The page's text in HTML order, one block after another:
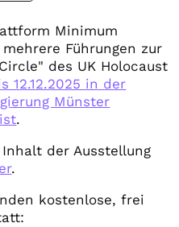
Minimum
Führungen zur
des UK Holocaust
12.12.2025 in der
Münster
.
der Ausstellung
.
kostenlose, frei